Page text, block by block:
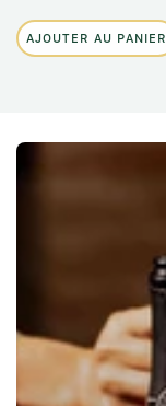
AJOUTER AU PANIER